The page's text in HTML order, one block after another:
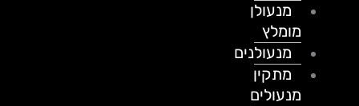
מנעולן
מומלץ
מנעולנים
מתקין
מנעולים